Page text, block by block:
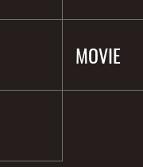
MOVIE